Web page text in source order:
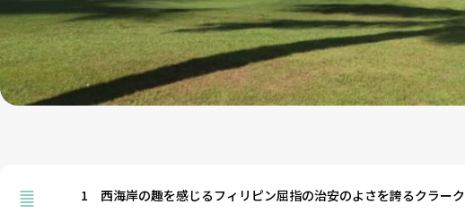
1
西海岸の趣を感じるフィリピン屈指の治安のよさを誇るクラーク